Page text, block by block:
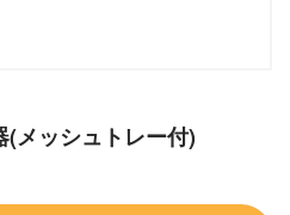
メッシュトレー付)